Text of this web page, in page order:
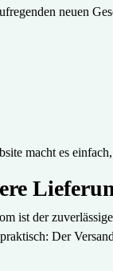
neuen
macht es
ist der
Der